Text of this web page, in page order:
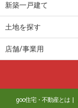
新築一戸建て
土地を探す
店舗/事業用
goo住宅・不動産とは